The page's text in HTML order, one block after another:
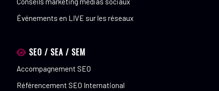
Événements en LIVE sur les réseaux
SEO / SEA / SEM
Accompagnement SEO
Référencement SEO International